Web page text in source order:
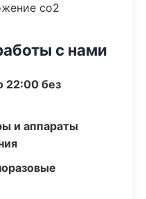
co2
с нами
22:00 без
и аппараты